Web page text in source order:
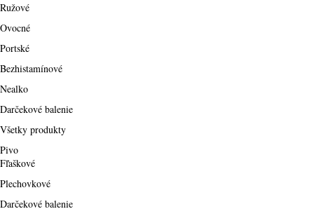
Ružové
Ovocné
Portské
Bezhistamínové
Nealko
Darčekové balenie
Všetky produkty
Pivo
Fľaškové
Plechovkové
Darčekové balenie